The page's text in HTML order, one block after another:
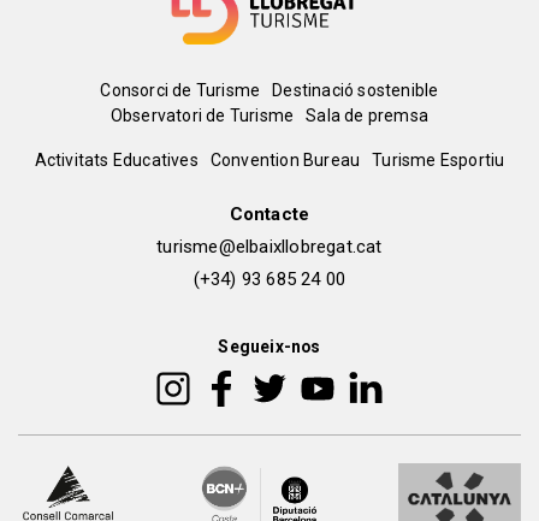
Menú
del
Consorci de Turisme
Destinació sostenible
Observatori de Turisme
Sala de premsa
Peu
Activitats Educatives Convention Bureau Turisme Esportiu
Contacte
turisme@elbaixllobregat.cat
(+34) 93 685 24 00
Segueix-nos